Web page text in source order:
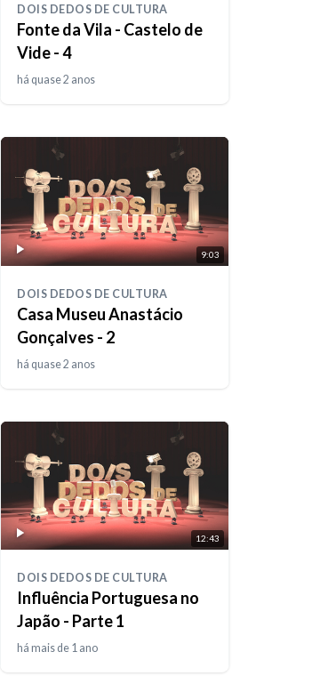
DOIS DEDOS DE CULTURA
Fonte da Vila - Castelo de
Vide - 4
há quase 2 anos
9:03
DOIS DEDOS DE CULTURA
Casa Museu Anastácio
Gonçalves - 2
há quase 2 anos
12:43
DOIS DEDOS DE CULTURA
Influência Portuguesa no
Japão - Parte 1
há mais de 1 ano